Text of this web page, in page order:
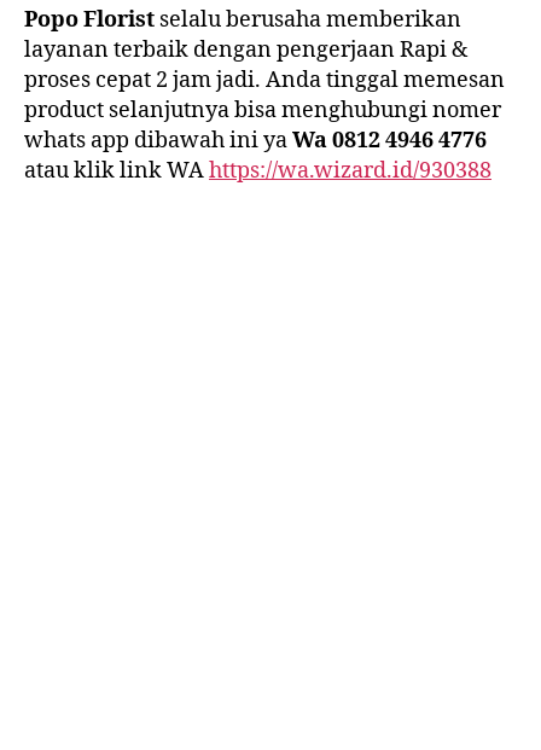
Popo Florist selalu berusaha memberikan
layanan terbaik dengan pengerjaan Rapi &
proses cepat 2 jam jadi. Anda tinggal memesan
product selanjutnya bisa menghubungi nomer
whats app dibawah ini yaWa 0812 4946 4776
atau klik link WAhttps://wa.wizard.id/930388